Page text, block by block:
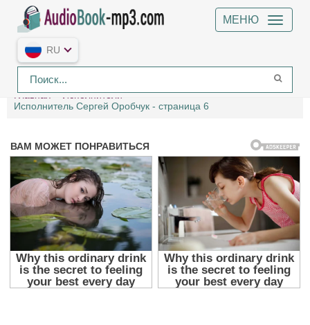
МЕНЮ
RU
Главная
Исполнители
Исполнитель Сергей Оробчук - страница 6